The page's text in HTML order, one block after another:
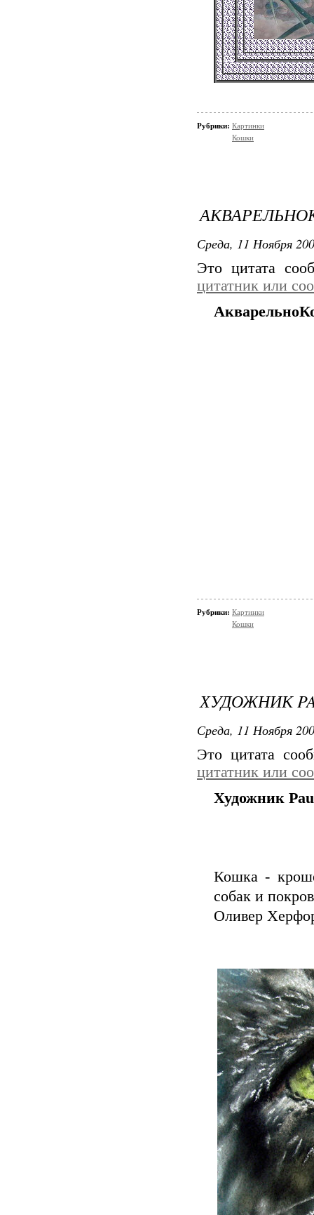
Рубрики: Картинки
Кошки
Среда, 11 Ноября
Это цитата
цитатник или
Рубрики: Картинки
Кошки
ХУДОЖНИК
Среда, 11 Ноября
Это цитата
цитатник или
Художник
Кошка -
собак и
Оливер